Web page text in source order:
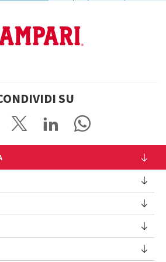
SU
Buttafuoco
La squadra di Koyo Kouoh